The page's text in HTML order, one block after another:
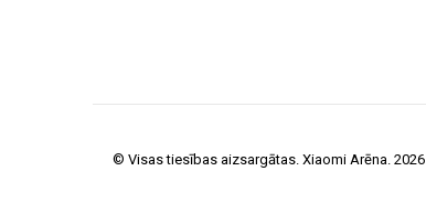
© Visas tiesības aizsargātas. Xiaomi Arēna. 2026